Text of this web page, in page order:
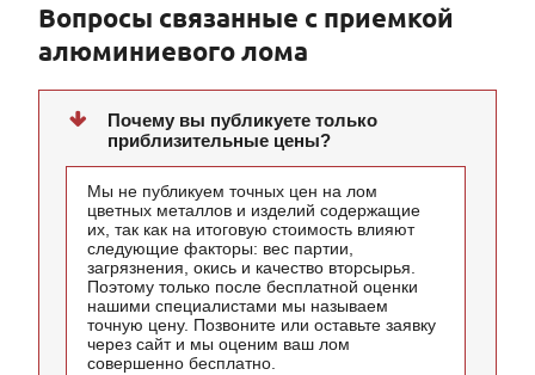
Вопросы связанные с приемкой
алюминиевого лома
Почему вы публикуете только
приблизительные цены?
Мы не публикуем точных цен на лом
цветных металлов и изделий содержащие
их, так как на итоговую стоимость влияют
следующие факторы: вес партии,
загрязнения, окись и качество вторсырья.
Поэтому только после бесплатной оценки
нашими специалистами мы называем
точную цену. Позвоните или оставьте заявку
через сайт и мы оценим ваш лом
совершенно бесплатно.